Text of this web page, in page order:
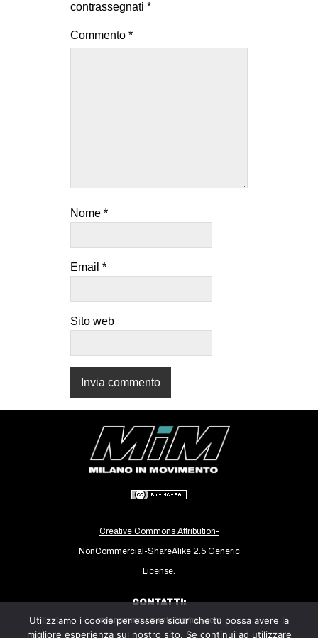
contrassegnati *
Commento *
Nome *
Email *
Sito web
Creative Commons Attribution-
NonCommercial-ShareAlike 2.5 Generic
License.
CONTATTI:
milanoinmovimento@gmail.com
Utilizziamo i cookie per essere sicuri che tu possa avere la
migliore esperienza sul nostro sito. Se continui ad utilizzare